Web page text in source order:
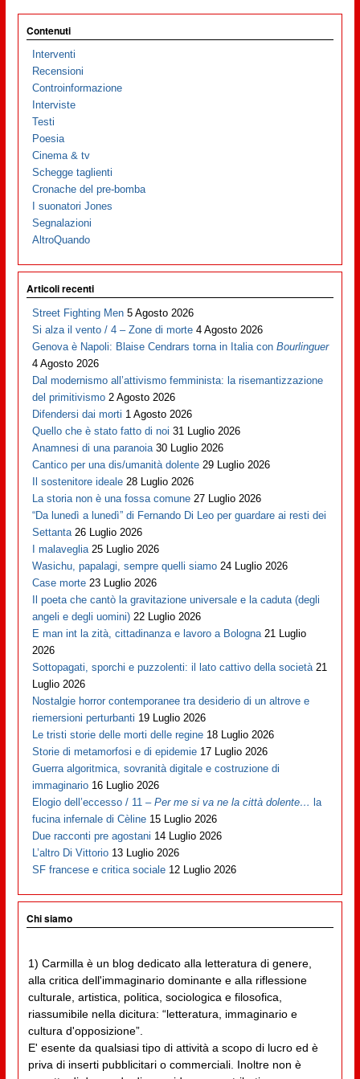
Contenuti
Interventi
Recensioni
Controinformazione
Interviste
Testi
Poesia
Cinema & tv
Schegge taglienti
Cronache del pre-bomba
I suonatori Jones
Segnalazioni
AltroQuando
Articoli recenti
Street Fighting Men 5 Agosto 2026
Si alza il vento / 4 – Zone di morte 4 Agosto 2026
Genova è Napoli: Blaise Cendrars torna in Italia conBourlinguer
4 Agosto 2026
Dal modernismo all’attivismo femminista: la risemantizzazione
del primitivismo 2 Agosto 2026
Difendersi dai morti 1 Agosto 2026
Quello che è stato fatto di noi 31 Luglio 2026
Anamnesi di una paranoia 30 Luglio 2026
Cantico per una dis/umanità dolente 29 Luglio 2026
Il sostenitore ideale 28 Luglio 2026
La storia non è una fossa comune 27 Luglio 2026
“Da lunedì a lunedì” di Fernando Di Leo per guardare ai resti dei
Settanta 26 Luglio 2026
I malaveglia 25 Luglio 2026
Wasichu, papalagi, sempre quelli siamo 24 Luglio 2026
Case morte 23 Luglio 2026
Il poeta che cantò la gravitazione universale e la caduta (degli
angeli e degli uomini) 22 Luglio 2026
E man int la zità, cittadinanza e lavoro a Bologna 21 Luglio
2026
Sottopagati, sporchi e puzzolenti: il lato cattivo della società 21
Luglio 2026
Nostalgie horror contemporanee tra desiderio di un altrove e
riemersioni perturbanti 19 Luglio 2026
Le tristi storie delle morti delle regine 18 Luglio 2026
Storie di metamorfosi e di epidemie 17 Luglio 2026
Guerra algoritmica, sovranità digitale e costruzione di
immaginario 16 Luglio 2026
Elogio dell’eccesso / 11 –Per me si va ne la città dolente… la
fucina infernale di Cèline 15 Luglio 2026
Due racconti pre agostani 14 Luglio 2026
L’altro Di Vittorio 13 Luglio 2026
SF francese e critica sociale 12 Luglio 2026
Chi siamo
1) Carmilla è un blog dedicato alla letteratura di genere,
alla critica dell'immaginario dominante e alla riflessione
culturale, artistica, politica, sociologica e filosofica,
riassumibile nella dicitura: “letteratura, immaginario e
cultura d'opposizione”.
E' esente da qualsiasi tipo di attività a scopo di lucro ed è
priva di inserti pubblicitari o commerciali. Inoltre non è